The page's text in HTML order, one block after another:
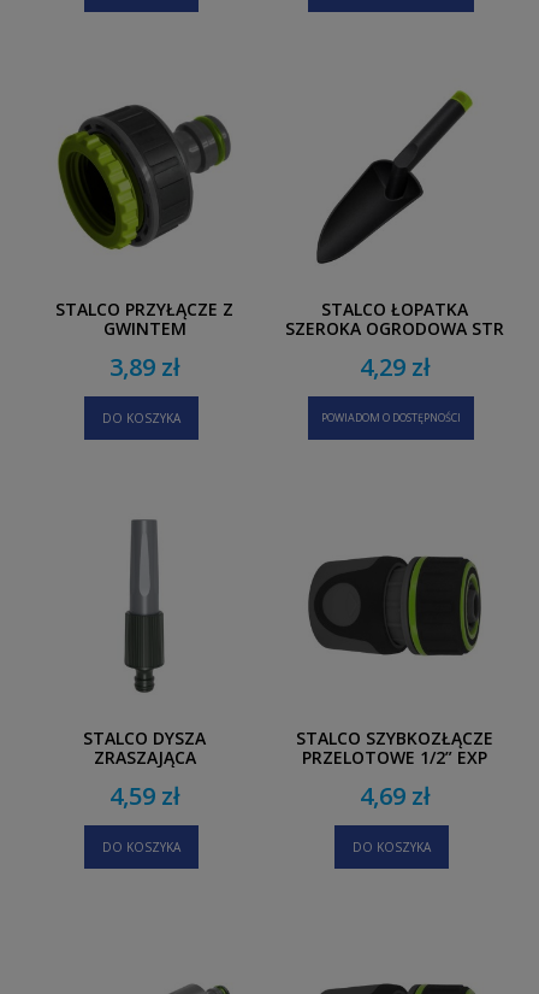
STALCO PRZYŁĄCZE Z
GWINTEM
EXP
3,89 zł
DO KOSZYKA
STALCO ŁOPATKA
SZEROKA OGRODOWA STR
4,29 zł
POWIADOM O DOSTĘPNOŚCI
STALCO DYSZA
ZRASZAJĄCA
4,59 zł
DO KOSZYKA
STALCO SZYBKOZŁĄCZE
PRZELOTOWE 1/2” EXP
4,69 zł
DO KOSZYKA